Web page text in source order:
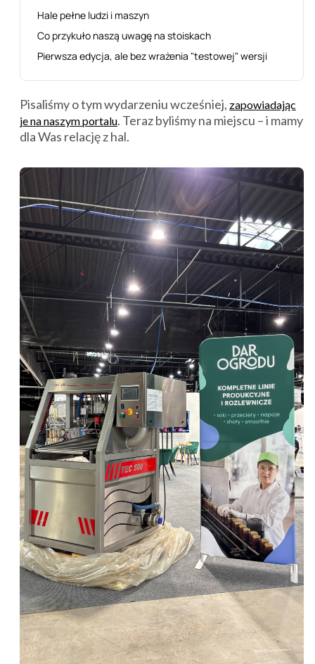
Hale pełne ludzi i maszyn
Co przykuło naszą uwagę na stoiskach
Pierwsza edycja, ale bez wrażenia "testowej" wersji
Pisaliśmy o tym wydarzeniu wcześniej, zapowiadając
je na naszym portalu. Teraz byliśmy na miejscu – i mamy
dla Was relację z hal.